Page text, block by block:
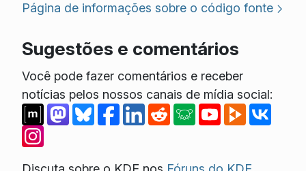
Página de informações sobre o código fonte
Sugestões e comentários
Você pode fazer comentários e receber
notícias pelos nossos canais de mídia social: